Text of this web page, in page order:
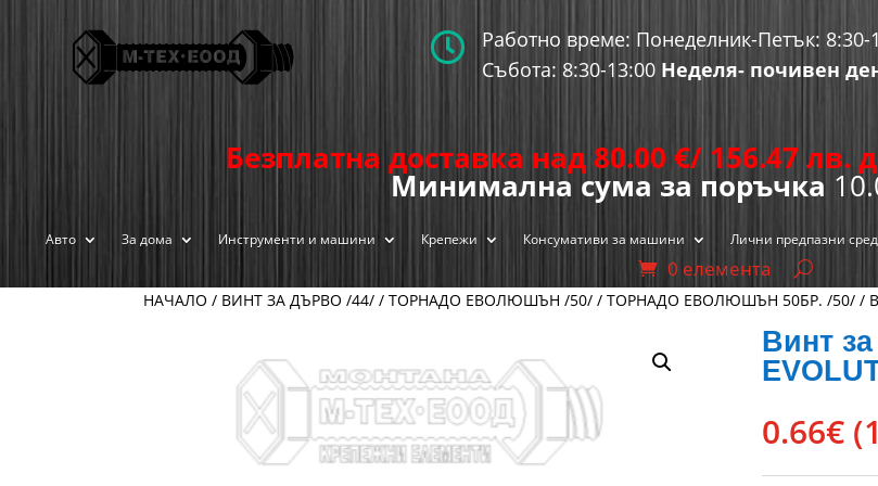

Работно време: Понеделник-Петък: 8:30-
Събота: 8:30-13:00 Неделя- почивен
Безплатна доставка над 80.00 €/ 156.47 лв.
Минимална сума за поръчка
Авто За дома Инструменти и машини Крепежи Консумативи за машини Лични предпазни
0 елемента
НАЧАЛО / ВИНТ ЗА ДЪРВО /44/ / ТОРНАДО ЕВОЛЮШЪН /50/ / ТОРНАДО ЕВОЛЮШЪН 50БР. /50/ /
Винт
0.66€